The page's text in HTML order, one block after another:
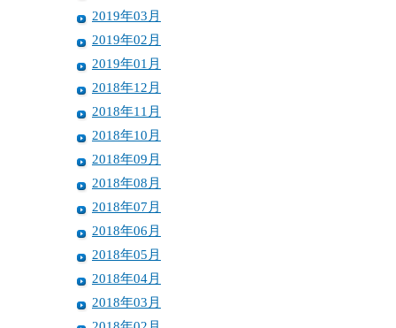
2019年03月
2019年02月
2019年01月
2018年12月
2018年11月
2018年10月
2018年09月
2018年08月
2018年07月
2018年06月
2018年05月
2018年04月
2018年03月